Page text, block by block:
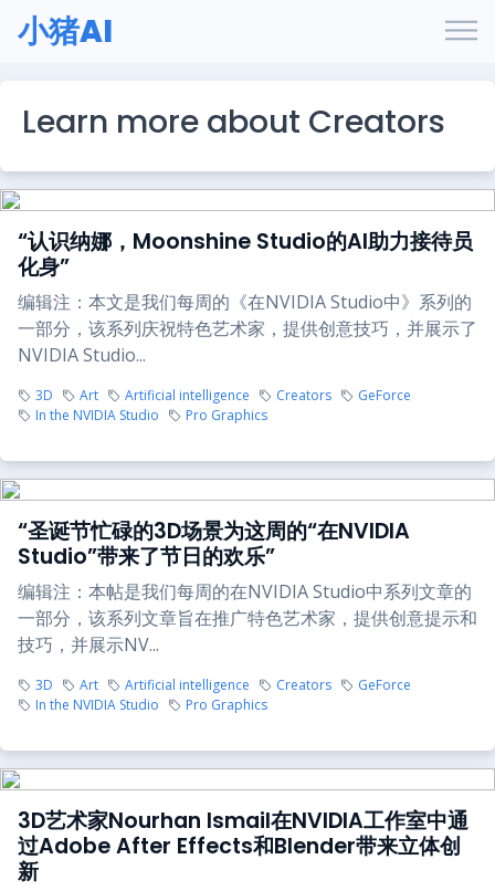
小猪AI
Learn more about Creators
“认识纳娜，Moonshine Studio的AI助力接待员
化身”
编辑注：本文是我们每周的《在NVIDIA Studio中》系列的
一部分，该系列庆祝特色艺术家，提供创意技巧，并展示了
NVIDIA Studio...
3D Art Artificial intelligence Creators
GeForce
In the NVIDIA Studio
Pro Graphics
“圣诞节忙碌的3D场景为这周的“在NVIDIA
Studio”带来了节日的欢乐”
编辑注：本帖是我们每周的在NVIDIA Studio中系列文章的
一部分，该系列文章旨在推广特色艺术家，提供创意提示和
技巧，并展示NV...
3D Art Artificial intelligence Creators
GeForce
In the NVIDIA Studio
Pro Graphics
3D艺术家Nourhan Ismail在NVIDIA工作室中通
过Adobe After Effects和Blender带来立体创
新